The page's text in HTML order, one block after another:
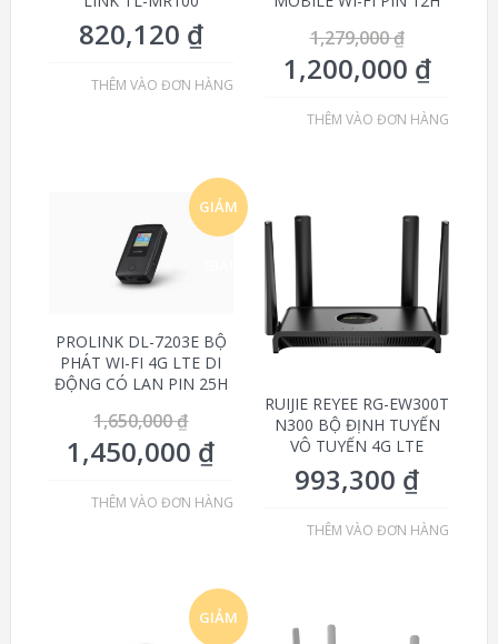
820,120 ₫
THÊM VÀO ĐƠN HÀNG
1,279,000₫
1,200,000 ₫
THÊM VÀO ĐƠN HÀNG
GIẢM
PROLINK DL-7203E BỘ
PHÁT WI-FI 4G LTE DI
ĐỘNG CÓ LAN PIN 25H
1,650,000₫
1,450,000 ₫
THÊM VÀO ĐƠN HÀNG
RUIJIE REYEE RG-EW300T
N300 BỘ ĐỊNH TUYẾN
VÔ TUYẾN 4G LTE
993,300 ₫
THÊM VÀO ĐƠN HÀNG
GIẢM